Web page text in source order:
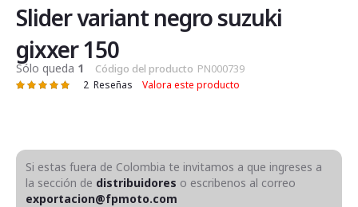
de
la
galería
de
imágenes
Slider variant negro suzuki
gixxer 150
Sólo queda 1 Código del producto PN000739
Valoración: 2 Reseñas Valora este producto
Si estas fuera de Colombia te invitamos a que ingreses a
la sección de distribuidores o escribenos al correo
exportacion@fpmoto.com